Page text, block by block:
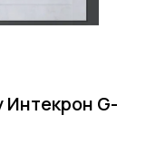
Интекрон G-